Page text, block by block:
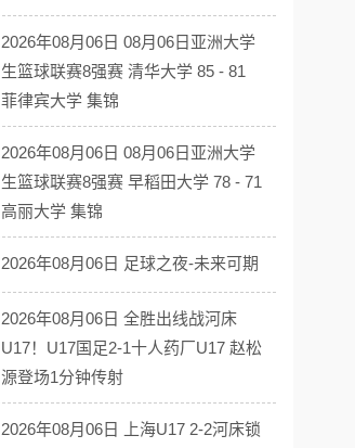
2026年08月06日 08月06日亚洲大学
生篮球联赛8强赛 清华大学 85 - 81
菲律宾大学 集锦
2026年08月06日 08月06日亚洲大学
生篮球联赛8强赛 早稻田大学 78 - 71
高丽大学 集锦
2026年08月06日 足球之夜-未来可期
2026年08月06日 全胜出线战河床
U17！U17国足2-1十人药厂U17 赵松
源登场1分钟传射
2026年08月06日 上海U17 2-2河床锁